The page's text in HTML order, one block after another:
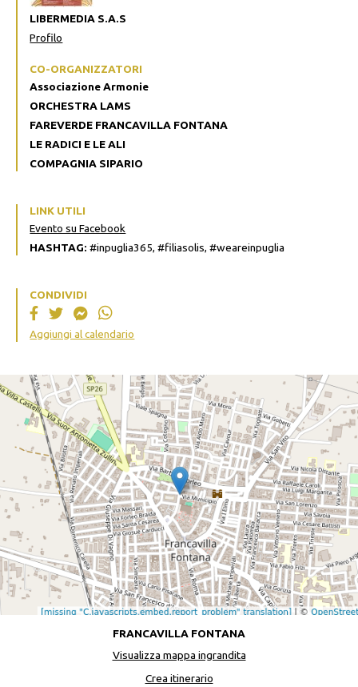
LIBERMEDIA S.A.S
Profilo
CO-ORGANIZZATORI
Associazione Armonie
ORCHESTRA LAMS
FAREVERDE FRANCAVILLA FONTANA
LE RADICI E LE ALI
COMPAGNIA SIPARIO
LINK UTILI
Evento su Facebook
HASHTAG: #inpuglia365, #filiasolis, #weareinpuglia
CONDIVIDI
Aggiungi al calendario
FRANCAVILLA FONTANA
Visualizza mappa ingrandita
Crea itinerario